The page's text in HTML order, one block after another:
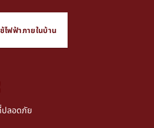
ไฟฟ้าภายในบ้าน
ปลอดภัย